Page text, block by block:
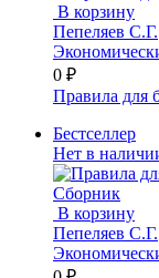
В корзину
Пепеляев С.Г.
0 ₽
Правила для
Бестселлер
Нет в
В корзину
Пепеляев С.Г.